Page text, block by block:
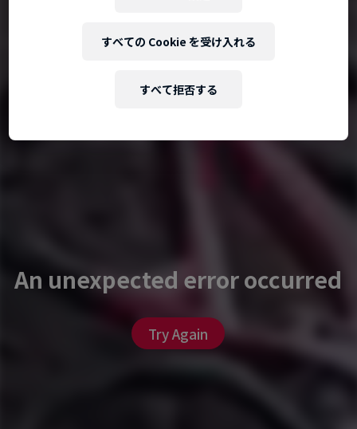
An unexpected error occurred
Try Again
すべて拒否する
すべての Cookie を受け入れる